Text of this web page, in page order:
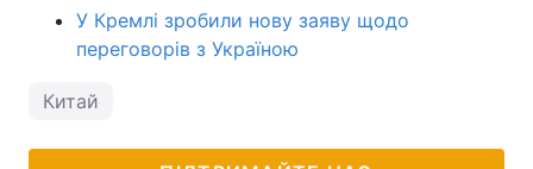
У Кремлі зробили нову заяву щодо
переговорів з Україною
Китай